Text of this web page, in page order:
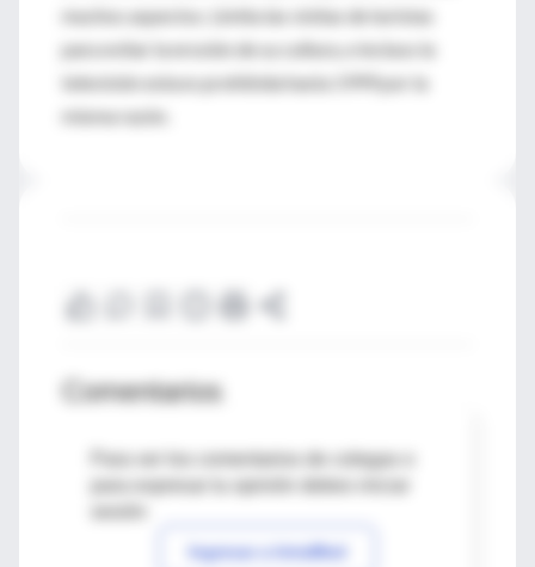
muchos aspectos. Limita las visitas de turistas
para evitar la erosión de su cultura, e incluso la
televisión estuvo prohibida hasta 1999 por la
misma razón.
Comentarios
Para ver los comentarios de colegas o
Ingresar a IntraMed